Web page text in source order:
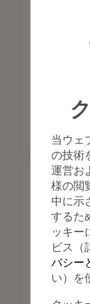
パトリ
パトリモニー
40 mm - ホワ
当ウェ
の技術
運営お
様の閲
中に示
するた
ッキー
ビス（
バシー
い）を